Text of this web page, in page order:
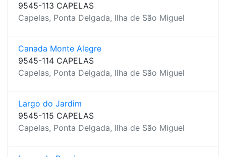
9545-113 CAPELAS
Capelas, Ponta Delgada, Ilha de São Miguel
Canada Monte Alegre
9545-114 CAPELAS
Capelas, Ponta Delgada, Ilha de São Miguel
Largo do Jardim
9545-115 CAPELAS
Capelas, Ponta Delgada, Ilha de São Miguel